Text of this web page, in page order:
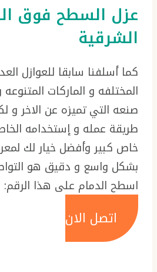
عزل السطح فوق
الشرقية
كما أسلفنا سابقا للعوازل
المختلفه و الماركات
صنعه التي تميزه عن الاخر و
طريقة عمله و إستخدامه
خاص كبير وأفضل خيار لك
بشكل واسع و دقيق هو
اسطح الدمام على هذا الرقم:
اتصل الان